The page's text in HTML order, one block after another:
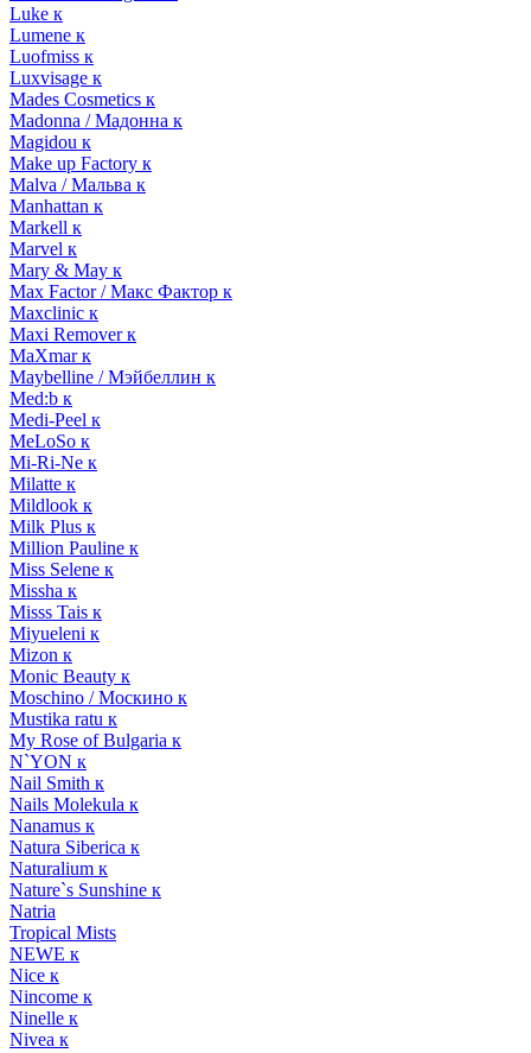
Luke к
Lumene к
Luofmiss к
Luxvisage к
Mades Cosmetics к
Madonna / Мадонна к
Magidou к
Make up Factory к
Malva / Мальва к
Manhattan к
Markell к
Marvel к
Mary & May к
Max Factor / Макс Фактор к
Maxclinic к
Maxi Remover к
MaXmar к
Maybelline / Мэйбеллин к
Med:b к
Medi-Peel к
MeLoSo к
Mi-Ri-Ne к
Milatte к
Mildlook к
Milk Plus к
Million Pauline к
Miss Selene к
Missha к
Misss Tais к
Miyueleni к
Mizon к
Monic Beauty к
Moschino / Москино к
Mustika ratu к
My Rose of Bulgaria к
N`YON к
Nail Smith к
Nails Molekula к
Nanamus к
Natura Siberica к
Naturalium к
Nature`s Sunshine к
Natria
Tropical Mists
NEWE к
Nice к
Nincome к
Ninelle к
Nivea к